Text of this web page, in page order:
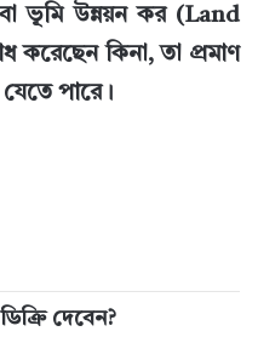
ভূমি উন্নয়ন কর (Land
কিনা, তা প্রমাণ
পারে।
দেবেন?